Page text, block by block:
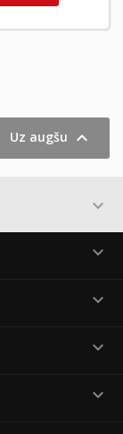
Uz augšu 




